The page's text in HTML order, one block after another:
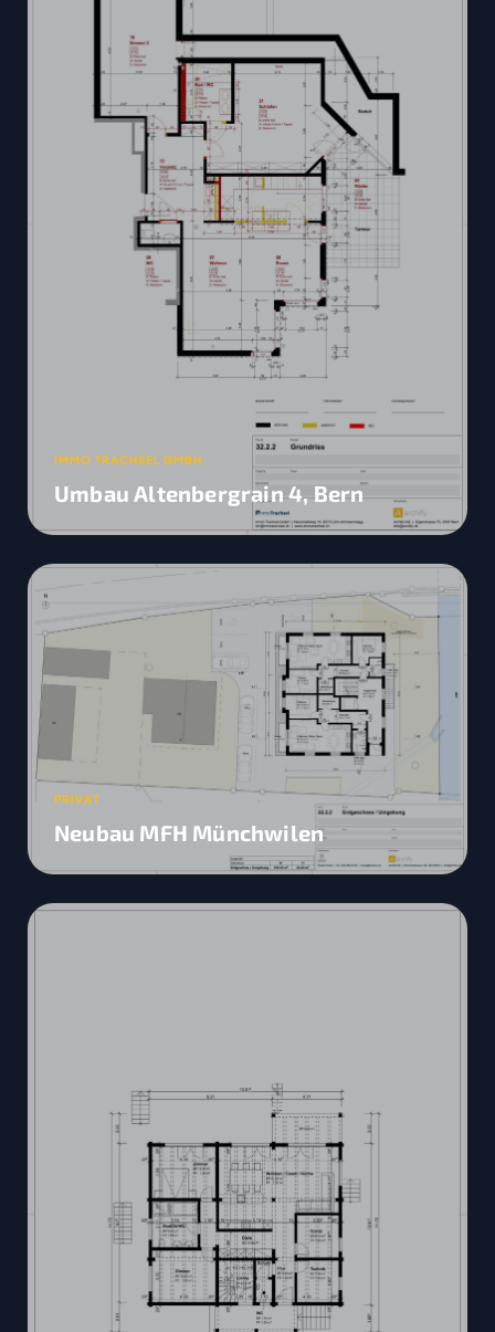
IMMO TRACHSEL GMBH
Umbau Altenbergrain 4, Bern
PRIVAT
Neubau MFH Münchwilen